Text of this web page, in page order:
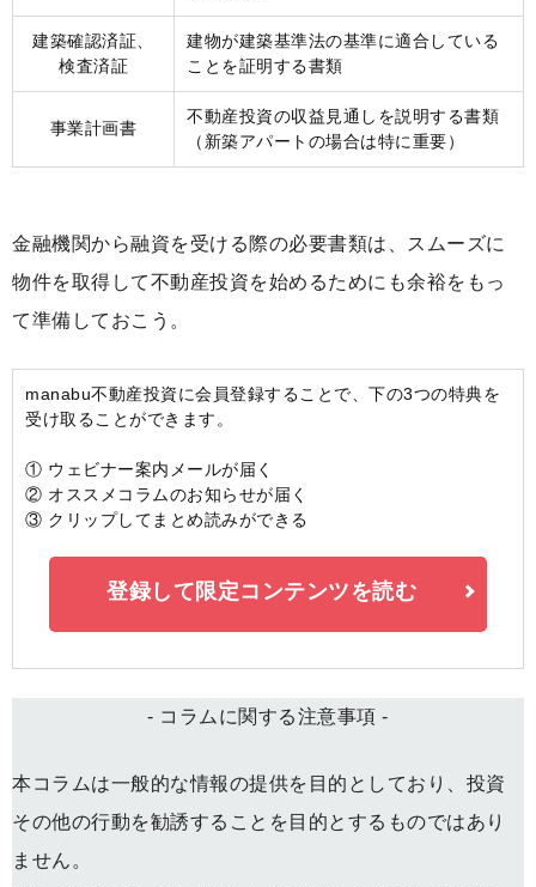
建築確認済証、
検査済証
建物が建築基準法の基準に適合している
ことを証明する書類
事業計画書
不動産投資の収益見通しを説明する書類
（新築アパートの場合は特に重要）
金融機関から融資を受ける際の必要書類は、スムーズに
物件を取得して不動産投資を始めるためにも余裕をもっ
て準備しておこう。
manabu不動産投資に会員登録することで、下の3つの特典を
受け取ることができます。
① ウェビナー案内メールが届く
② オススメコラムのお知らせが届く
③ クリップしてまとめ読みができる
登録して限定コンテンツを読む
- コラムに関する注意事項 -
本コラムは一般的な情報の提供を目的としており、投資
その他の行動を勧誘することを目的とするものではあり
ません。